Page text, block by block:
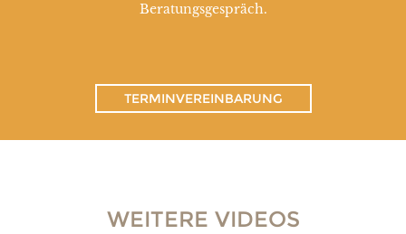
Beratungsgespräch.
TERMINVEREINBARUNG
WEITERE VIDEOS